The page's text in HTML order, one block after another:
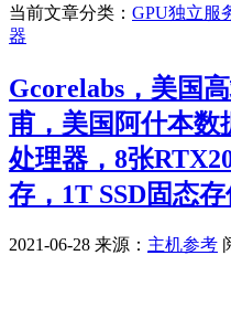
当前文章分类： GPU独立服
器
Gcorelabs，美国
甫，美国阿什本数
处理器，8张
存，1T SSD固态
2021-06-28 来源： 主机参考